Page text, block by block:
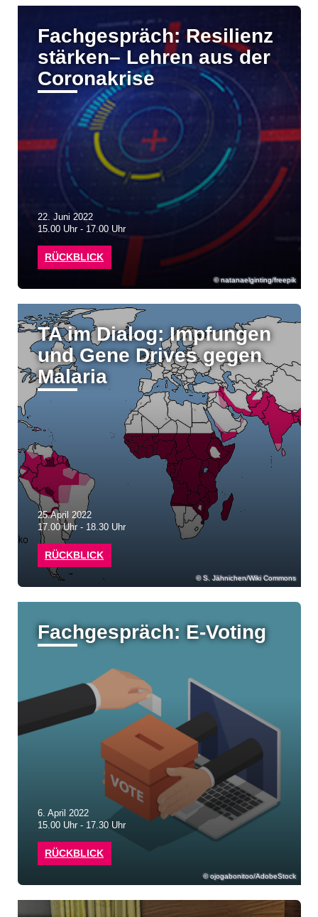
natanaelginting/freepik
Fachgespräch: Resilienz
stärken– Lehren aus der
Coronakrise
22. Juni 2022
15.00 Uhr - 17.00 Uhr
RÜCKBLICK
S. Jähnichen/Wiki Commons
TA im Dialog: Impfungen
und Gene Drives gegen
Malaria
25.April 2022
17.00 Uhr - 18.30 Uhr
RÜCKBLICK
ojogabonitoo/AdobeStock
Fachgespräch: E-Voting
6. April 2022
15.00 Uhr - 17.30 Uhr
RÜCKBLICK